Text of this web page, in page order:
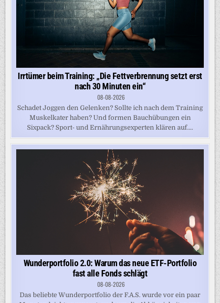
Irrtümer beim Training: „Die Fettverbrennung setzt erst
nach 30 Minuten ein“
08-08-2026
Schadet Joggen den Gelenken? Sollte ich nach dem Training
Muskelkater haben? Und formen Bauchübungen ein
Sixpack? Sport- und Ernährungsexperten klären auf....
Wunderportfolio 2.0: Warum das neue ETF-Portfolio
fast alle Fonds schlägt
08-08-2026
Das beliebte Wunderportfolio der F.A.S. wurde vor ein paar